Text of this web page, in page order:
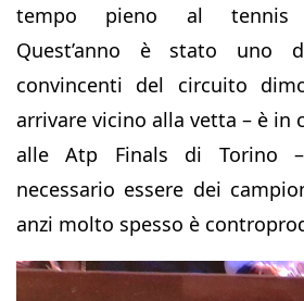
tempo pieno al tennis
Quest’anno è stato uno
convincenti del circuito
arrivare vicino alla vetta – è in
alle Atp Finals di Torino
necessario essere dei
anzi molto spesso è